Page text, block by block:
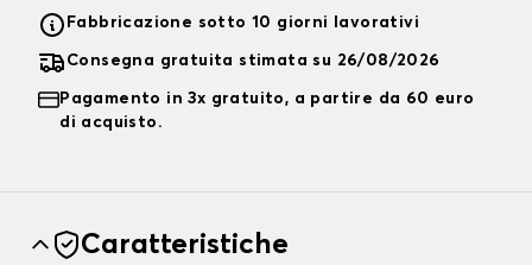
Fabbricazione sotto 10 giorni lavorativi
Consegna gratuita stimata su 26/08/2026
Pagamento in 3x gratuito, a partire da 60 euro
di acquisto.
Caratteristiche